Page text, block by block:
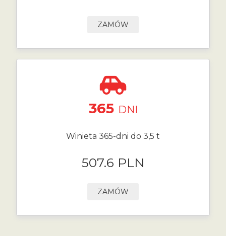
ZAMÓW
365 DNI
Winieta 365-dni do 3,5 t
507.6 PLN
ZAMÓW